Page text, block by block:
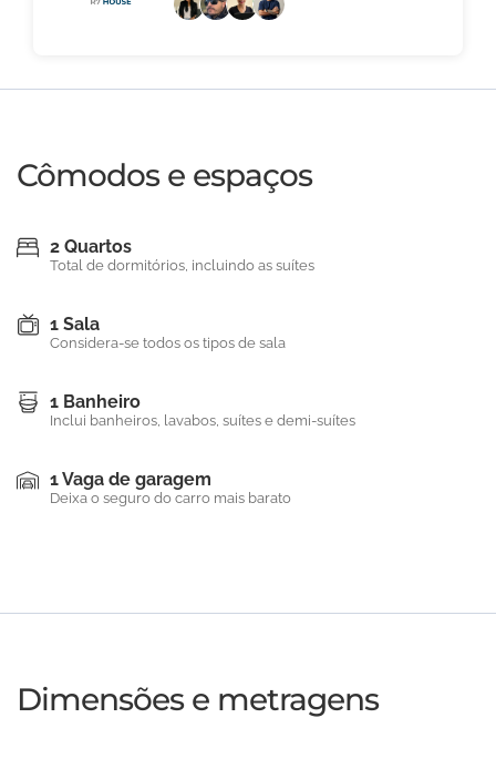
Cômodos e espaços
2 Quartos
Total de dormitórios, incluindo as suítes
1 Sala
Considera-se todos os tipos de sala
1 Banheiro
Inclui banheiros, lavabos, suítes e demi-suítes
1 Vaga de garagem
Deixa o seguro do carro mais barato
Dimensões e metragens